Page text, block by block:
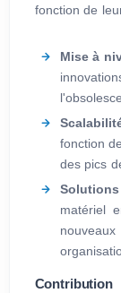
fonction de
Mise à
fonction
des pics
matériel